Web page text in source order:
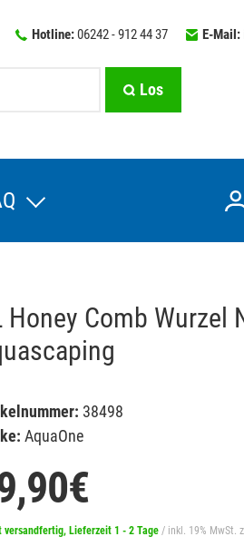
Hotline:06242 - 912 44 37 E-Mail:
Los
Honey Comb Wurzel
38498
AquaOne
versandfertig, Lieferzeit 1 - 2 Tage/ inkl. 19% MwSt.